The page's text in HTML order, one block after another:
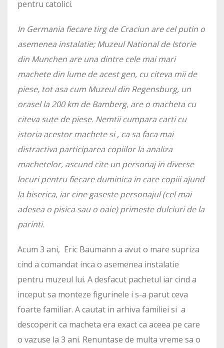
pentru catolici.
In Germania fiecare tirg de Craciun are cel putin o
asemenea instalatie; Muzeul National de Istorie
din Munchen are una dintre cele mai mari
machete din lume de acest gen, cu citeva mii de
piese, tot asa cum Muzeul din Regensburg‬, un
orasel la 200 km de Bamberg, are o macheta cu
citeva sute de piese. Nemtii cumpara carti cu
istoria acestor machete si , ca sa faca mai
distractiva participarea copiilor la analiza
machetelor, ascund cite un personaj in diverse
locuri pentru fiecare duminica in care copiii ajund
la biserica, iar cine gaseste personajul (cel mai
adesea o pisica sau o oaie) primeste dulciuri de la
parinti.
Acum 3 ani, Eric Baumann a avut o mare supriza
cind a comandat inca o asemenea instalatie
pentru muzeul lui. A desfacut pachetul iar cind a
inceput sa monteze figurinele i s-a parut ceva
foarte familiar. A cautat in arhiva familiei si a
descoperit ca macheta era exact ca aceea pe care
o vazuse la 3 ani. Renuntase de multa vreme sa o